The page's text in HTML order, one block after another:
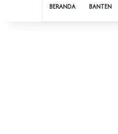
BERANDA BANTEN